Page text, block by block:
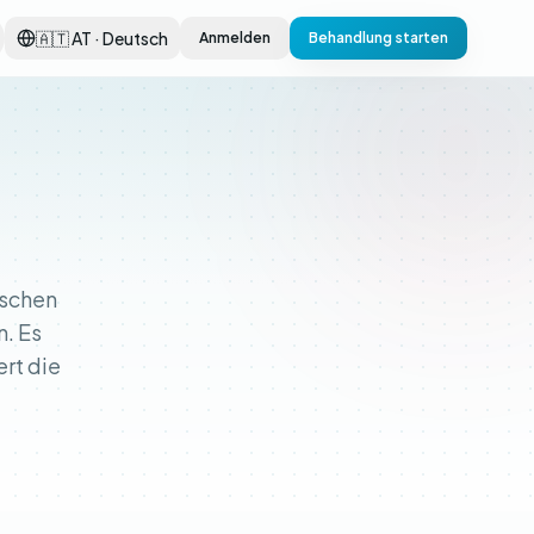
🇦🇹 AT · Deutsch Anmelden Behandlung starten
Es
die